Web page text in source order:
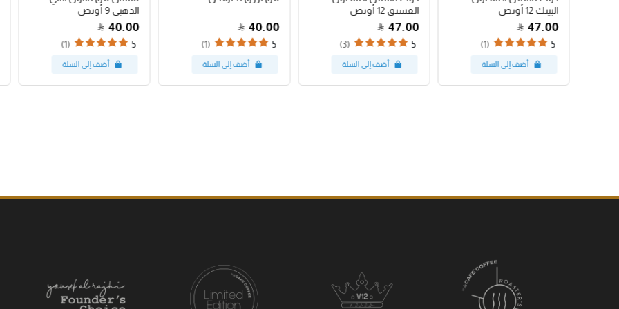
البينك 12 أونص
47.00
5
(1)
الفستق 12 أونص
47.00
5
(3)
40.00
5
(1)
الذهبي 9 أونص
40.00
5
(1)